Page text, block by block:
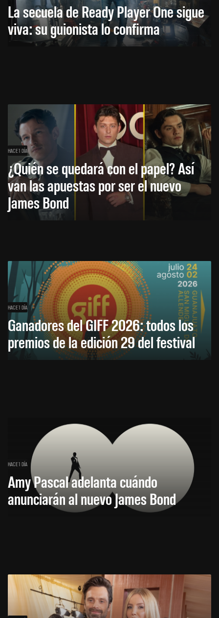
La secuela de Ready Player One sigue
viva: su guionista lo confirma
HACE 1 DÍA
¿Quién se quedará con el papel? Así
van las apuestas por ser el nuevo
James Bond
HACE 1 DÍA
Ganadores del GIFF 2026: todos los
premios de la edición 29 del festival
HACE 1 DÍA
Amy Pascal adelanta cuándo
anunciarán al nuevo James Bond